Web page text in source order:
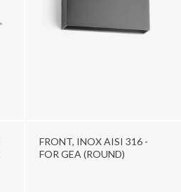
FRONT, INOX AISI 316 -
FOR GEA (ROUND)